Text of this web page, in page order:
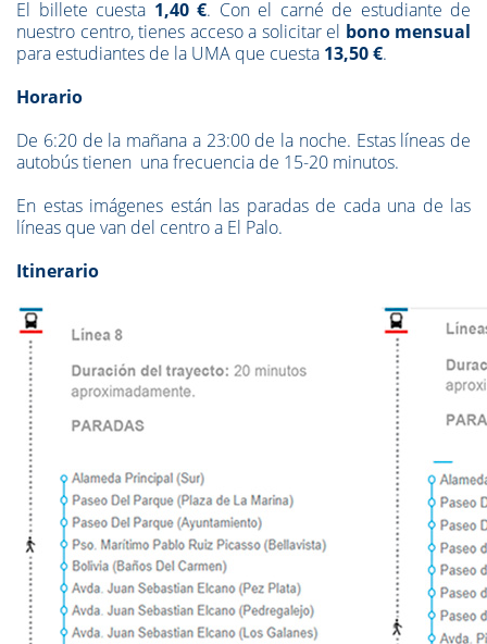
El billete cuesta 1,40 €. Con el carné de estudiante de
nuestro centro, tienes acceso a solicitar el bono mensual
para estudiantes de la UMA que cuesta 13,50€.
Horario
De 6:20 de la mañana a 23:00 de la noche. Estas líneas de
autobús tienen una frecuencia de 15-20 minutos.
En estas imágenes están las paradas de cada una de las
líneas que van del centro a El Palo.
Itinerario